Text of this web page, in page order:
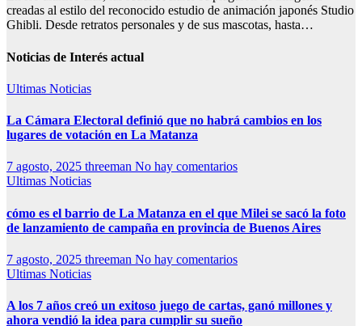
creadas al estilo del reconocido estudio de animación japonés Studio
Ghibli. Desde retratos personales y de sus mascotas, hasta…
Noticias de Interés actual
Ultimas Noticias
La Cámara Electoral definió que no habrá cambios en los
lugares de votación en La Matanza
7 agosto, 2025 threeman No hay comentarios
Ultimas Noticias
cómo es el barrio de La Matanza en el que Milei se sacó la foto
de lanzamiento de campaña en provincia de Buenos Aires
7 agosto, 2025 threeman No hay comentarios
Ultimas Noticias
A los 7 años creó un exitoso juego de cartas, ganó millones y
ahora vendió la idea para cumplir su sueño